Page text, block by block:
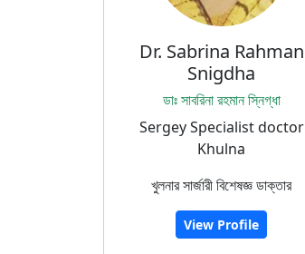
Dr. Sabrina Rahman
Snigdha
ডাঃ সাবরিনা রহমান স্নিগ্ধা
Sergey Specialist doctor
Khulna
খুলনার সার্জারী বিশেষজ্ঞ ডাক্তার
View Profile